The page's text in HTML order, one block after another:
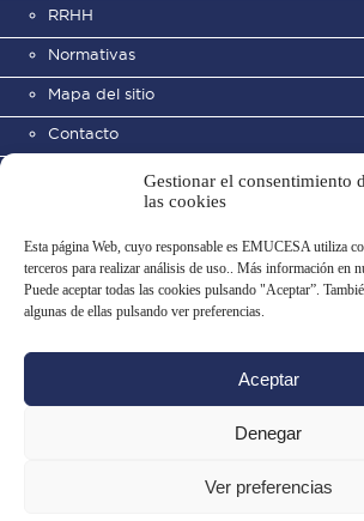
Gestionar el consentimiento
las cookies
Esta página Web, cuyo responsable es EMUCESA utiliza
terceros para realizar análisis de uso.. Más información en
Puede aceptar todas las cookies pulsando "Aceptar”.
algunas de ellas pulsando ver preferencias.
Aceptar
Denegar
Ver preferencias
Cementerio Municipal de San
José
RRHH
Normativas
Mapa del sitio
Contacto